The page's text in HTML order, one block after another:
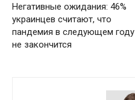
Негативные ожидания: 46%
украинцев считают, что
пандемия в следующем году
не закончится